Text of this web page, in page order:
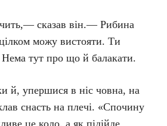
сказав він.— Рибина
можу вистояти. Ти
тут про що й балакати.
й, упершися в ніс човна, на
снасть на плечі. «Спочину
це коло, а як підійде